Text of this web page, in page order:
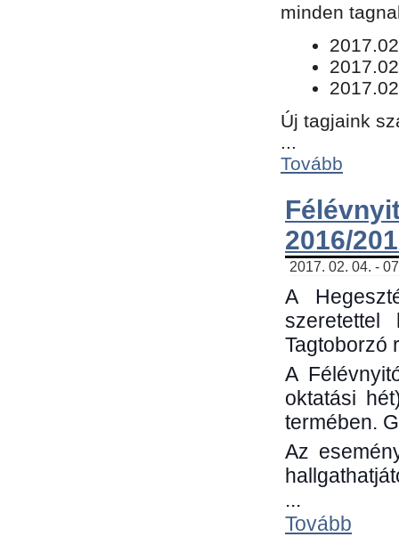
minden
Új tagjaink
...
Tovább
2016/
2017. 02. 04. -
A
Tagtoborzó
A
oktatási
termében.
Az
...
Tovább